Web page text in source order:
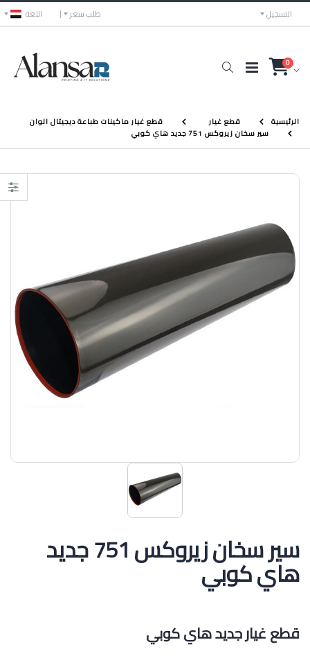
اللغه طلب سعر التسجيل
0
الرئيسية قطع غيار
قطع غيار ماكينات طباعة ديجيتال الوان
سير سخان زيروكس 751 جديد هاي كوبي
سير سخان زيروكس 751 جديد
هاي كوبي
قطع غيار جديد هاي كوبي